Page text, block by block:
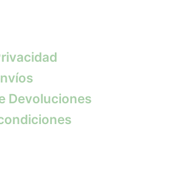
Devoluciones